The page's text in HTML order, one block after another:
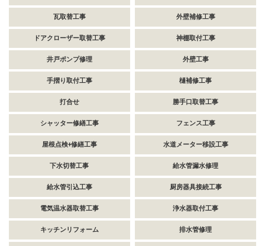
瓦取替工事 外壁補修工事
ドアクローザー取替工事 神棚取付工事
井戸ポンプ修理 外壁工事
手摺り取付工事 樋補修工事
打合せ 勝手口取替工事
シャッター修繕工事 フェンス工事
屋根点検+修繕工事 水道メーター移設工事
下水切替工事 給水管漏水修理
給水管引込工事 厨房器具接続工事
電気温水器取替工事 浄水器取付工事
キッチンリフォーム 排水管修理